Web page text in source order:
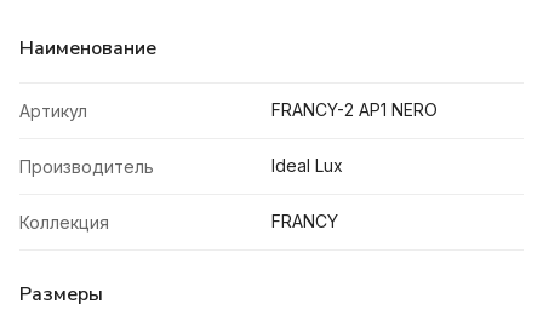
Наименование
Артикул FRANCY-2 AP1 NERO
Производитель Ideal Lux
Коллекция FRANCY
Размеры